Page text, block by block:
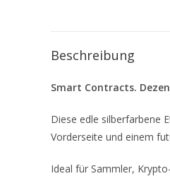
Beschreibung
Smart Contracts.
Diese edle silberfarbene
Vorderseite und einem
Ideal für Sammler,